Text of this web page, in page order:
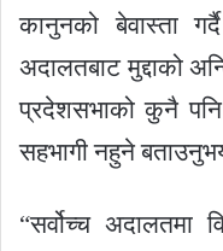
कानुनको बेवास्ता
अदालतबाट मुद्दाको
प्रदेशसभाको कुनै
सहभागी नहुने
“सर्वोच्च अदालतमा